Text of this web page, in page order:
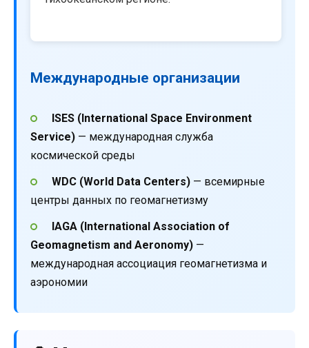
Международные организации
ISES (International Space Environment
Service) — международная служба
космической среды
WDC (World Data Centers)— всемирные
центры данных по геомагнетизму
IAGA (International Association of
Geomagnetism and Aeronomy) —
международная ассоциация геомагнетизма и
аэрономии